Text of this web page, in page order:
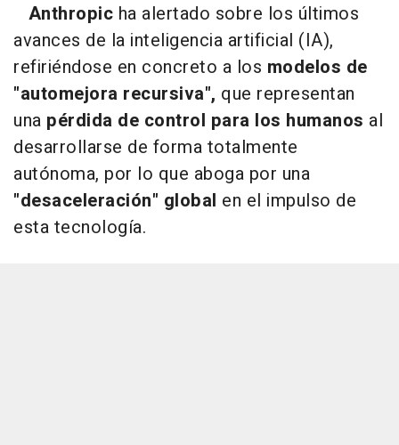
Anthropic ha alertado sobre los últimos
avances de la inteligencia artificial (IA),
refiriéndose en concreto a los modelos de
"automejora recursiva", que representan
una pérdida de control para los humanos al
desarrollarse de forma totalmente
autónoma, por lo que aboga por una
"desaceleración" global en el impulso de
esta tecnología.